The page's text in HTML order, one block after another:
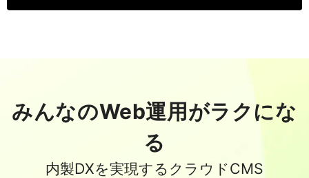
みんなのWeb運用がラクにな
る
内製DXを実現するクラウドCMS